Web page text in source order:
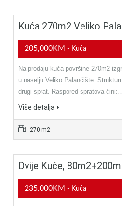
Kuća 270m2 Veliko
205,000KM - Kuća
Na prodaju kuća površine 270m2
u naselju Veliko Palančište.
drugi sprat. Raspored spratova čini:…
Više detalja
270 m2
Dvije Kuće,
235,000KM - Kuća